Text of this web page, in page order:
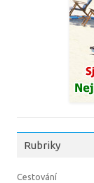
Rubriky
Cestování